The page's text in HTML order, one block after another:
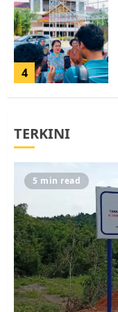
4
5
1
TERKINI
5 min read